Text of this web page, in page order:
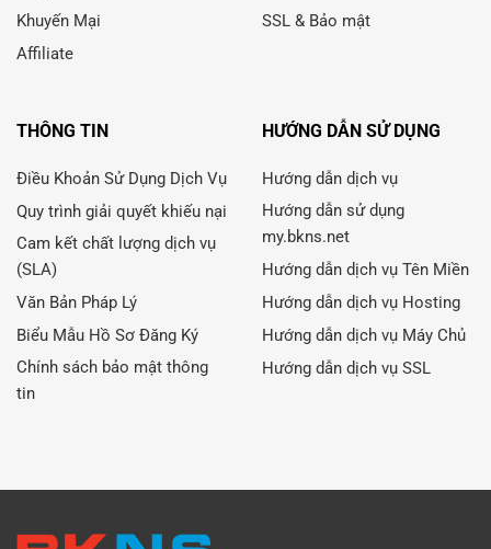
Khuyến Mại
Affiliate
SSL & Bảo mật
THÔNG TIN
Điều Khoản Sử Dụng Dịch Vụ
Quy trình giải quyết khiếu nại
Cam kết chất lượng dịch vụ
(SLA)
Văn Bản Pháp Lý
Biểu Mẫu Hồ Sơ Đăng Ký
Chính sách bảo mật thông
tin
HƯỚNG DẪN SỬ DỤNG
Hướng dẫn dịch vụ
Hướng dẫn sử dụng
my.bkns.net
Hướng dẫn dịch vụ Tên Miền
Hướng dẫn dịch vụ Hosting
Hướng dẫn dịch vụ Máy Chủ
Hướng dẫn dịch vụ SSL